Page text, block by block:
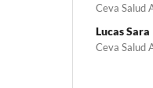
Ceva Salud
Lucas Sara
Ceva Salud